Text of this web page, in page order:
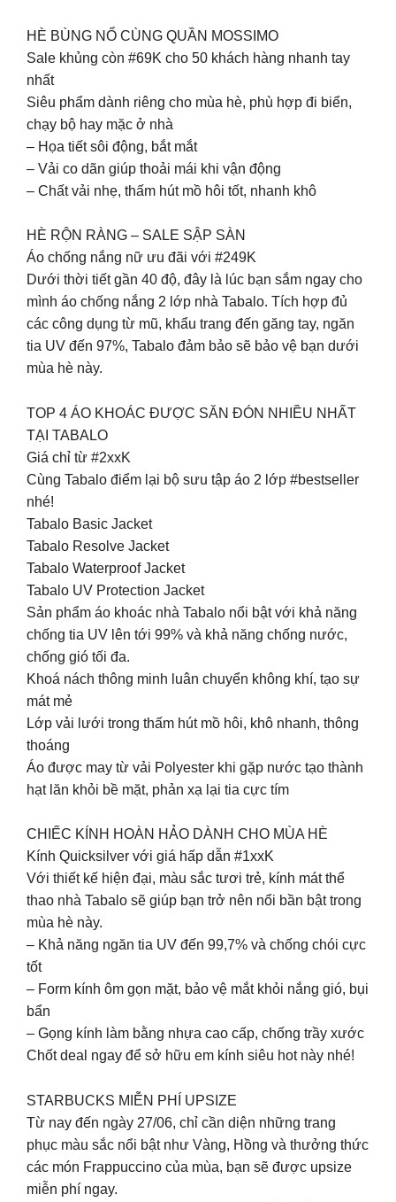
HÈ BÙNG NỔ CÙNG QUẦN MOSSIMO
Sale khủng còn #69K cho 50 khách hàng nhanh tay
nhất
Siêu phẩm dành riêng cho mùa hè, phù hợp đi biển,
chạy bộ hay mặc ở nhà
– Họa tiết sôi động, bắt mắt
– Vải co dãn giúp thoải mái khi vận động
– Chất vải nhẹ, thấm hút mồ hôi tốt, nhanh khô
HÈ RỘN RÀNG – SALE SẬP SÀN
Áo chống nắng nữ ưu đãi với #249K
Dưới thời tiết gần 40 độ, đây là lúc bạn sắm ngay cho
mình áo chống nắng 2 lớp nhà Tabalo. Tích hợp đủ
các công dụng từ mũ, khẩu trang đến găng tay, ngăn
tia UV đến 97%, Tabalo đảm bảo sẽ bảo vệ bạn dưới
mùa hè này.
TOP 4 ÁO KHOÁC ĐƯỢC SĂN ĐÓN NHIỀU NHẤT
TẠI TABALO
Giá chỉ từ #2xxK
Cùng Tabalo điểm lại bộ sưu tập áo 2 lớp #bestseller
nhé!
Tabalo Basic Jacket
Tabalo Resolve Jacket
Tabalo Waterproof Jacket
Tabalo UV Protection Jacket
Sản phẩm áo khoác nhà Tabalo nổi bật với khả năng
chống tia UV lên tới 99% và khả năng chống nước,
chống gió tối đa.
Khoá nách thông minh luân chuyển không khí, tạo sự
mát mẻ
Lớp vải lưới trong thấm hút mồ hôi, khô nhanh, thông
thoáng
Áo được may từ vải Polyester khi gặp nước tạo thành
hạt lăn khỏi bề mặt, phản xạ lại tia cực tím
CHIẾC KÍNH HOÀN HẢO DÀNH CHO MÙA HÈ
Kính Quicksilver với giá hấp dẫn #1xxK
Với thiết kế hiện đại, màu sắc tươi trẻ, kính mát thể
thao nhà Tabalo sẽ giúp bạn trở nên nổi bần bật trong
mùa hè này.
– Khả năng ngăn tia UV đến 99,7% và chống chói cực
tốt
– Form kính ôm gọn mặt, bảo vệ mắt khỏi nắng gió, bụi
bẩn
– Gọng kính làm bằng nhựa cao cấp, chống trầy xước
Chốt deal ngay để sở hữu em kính siêu hot này nhé!
STARBUCKS MIỄN PHÍ UPSIZE
Từ nay đến ngày 27/06, chỉ cần diện những trang
phục màu sắc nổi bật như Vàng, Hồng và thưởng thức
các món Frappuccino của mùa, bạn sẽ được upsize
miễn phí ngay.